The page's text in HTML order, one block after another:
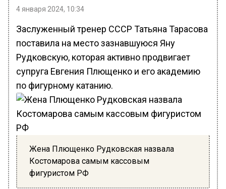
4 января 2024, 10:34
Заслуженный тренер СССР Татьяна Тарасова
поставила на место зазнавшуюся Яну
Рудковскую, которая активно продвигает
супруга Евгения Плющенко и его академию
по фигурному катанию.
Жена Плющенко Рудковская назвала
Костомарова самым кассовым
фигуристом РФ